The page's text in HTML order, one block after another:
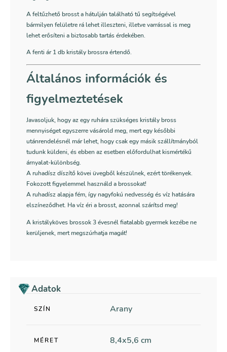
A feltűzhető brosst a hátulján található tű segítségével
bármilyen felületre rá lehet illeszteni, illetve varrással is meg
lehet erősíteni a biztosabb tartás érdekében.
A fenti ár 1 db kristály brossra értendő.
Általános információk és
figyelmeztetések
Javasoljuk, hogy az egy ruhára szükséges kristály bross
mennyiséget egyszerre vásárold meg, mert egy későbbi
utánrendelésnél már lehet, hogy csak egy másik szállítmányból
tudunk küldeni, és ebben az esetben előfordulhat kismértékű
árnyalat-különbség.
A ruhadísz díszítő kövei üvegből készülnek, ezért törékenyek.
Fokozott figyelemmel használd a brossokat!
A ruhadísz alapja fém, így nagyfokú nedvesség és víz hatására
elszíneződhet. Ha víz éri a brosst, azonnal szárítsd meg!
A kristályköves brossok 3 évesnél fiatalabb gyermek kezébe ne
kerüljenek, mert megszúrhatja magát!
Adatok
SZÍN Arany
MÉRET 8,4x5,6 cm